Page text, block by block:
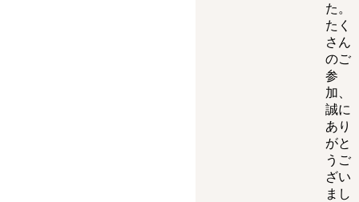
た。
たく
さん
のご
参
加、
誠に
あり
がと
うご
ざい
まし